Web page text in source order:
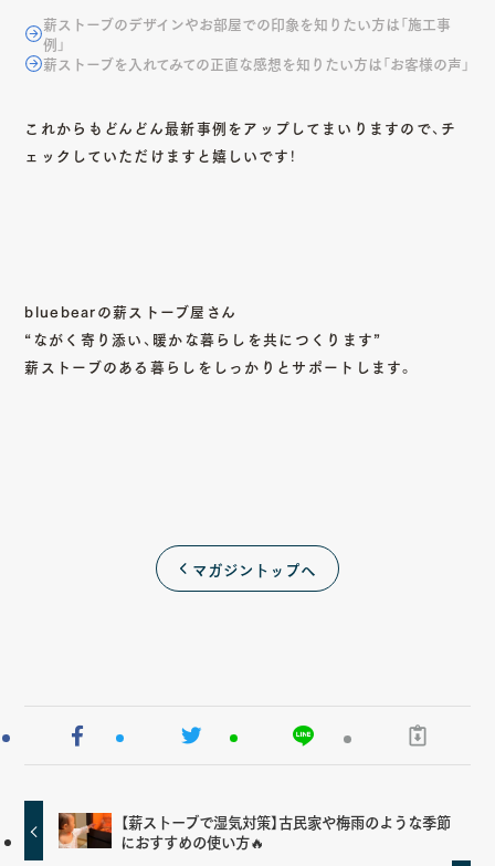
薪ストーブのデザインやお部屋での印象を知りたい方は「施工事
例」
薪ストーブを入れてみての正直な感想を知りたい方は「お客様の声」
これからもどんどん最新事例をアップしてまいりますので、チ
ェックしていただけますと嬉しいです！
bluebearの薪ストーブ屋さん
“ながく寄り添い、暖かな暮らしを共につくります”
薪ストーブのある暮らしをしっかりとサポートします。
マガジントップへ
【薪ストーブで湿気対策】古民家や梅雨のような季節
におすすめの使い方🔥